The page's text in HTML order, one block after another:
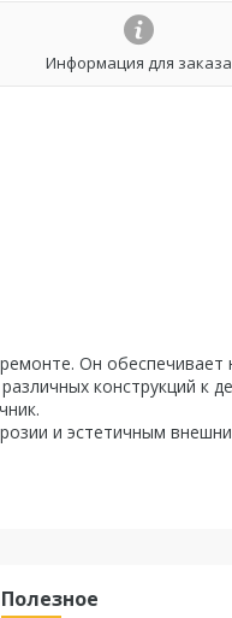
Информация для заказа
Он обеспечивает
конструкций к
и эстетичным
Полезное